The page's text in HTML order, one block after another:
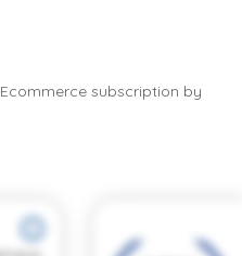
Ecommerce subscription by